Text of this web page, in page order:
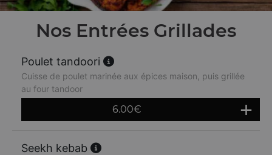
Nos Entrées Grillades
Poulet tandoori
Cuisse de poulet marinée aux épices maison, puis grillée
au four tandoor
6.00€
Seekh kebab